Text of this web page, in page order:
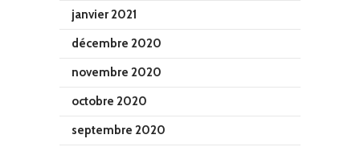
janvier 2021
décembre 2020
novembre 2020
octobre 2020
septembre 2020